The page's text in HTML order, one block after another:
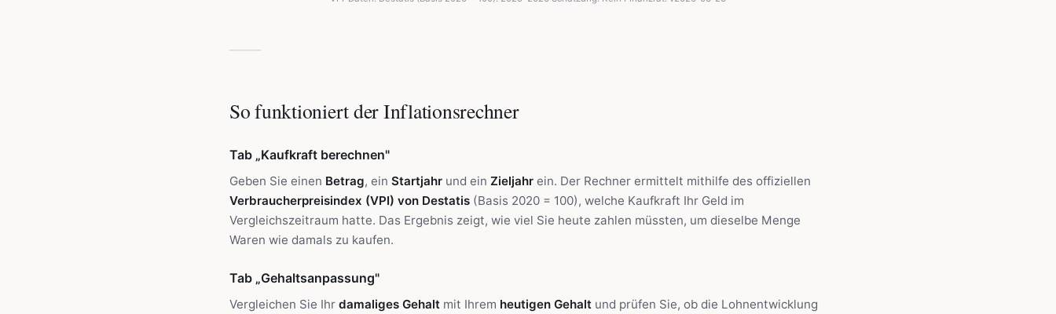
So funktioniert der Inflationsrechner
Tab „Kaufkraft berechnen"
Geben Sie einen Betrag, ein Startjahr und ein Zieljahr ein. Der Rechner ermittelt mithilfe des offiziellen
Verbraucherpreisindex (VPI) von Destatis (Basis 2020 = 100), welche Kaufkraft Ihr Geld im
Vergleichszeitraum hatte. Das Ergebnis zeigt, wie viel Sie heute zahlen müssten, um dieselbe Menge
Waren wie damals zu kaufen.
Tab „Gehaltsanpassung"
Vergleichen Sie Ihr damaliges Gehalt mit Ihrem heutigen Gehalt und prüfen Sie, ob die Lohnentwicklung